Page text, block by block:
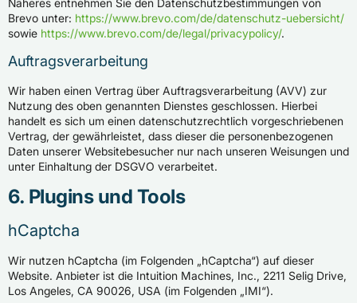
Brevo unter: https://www.brevo.com/de/datenschutz-uebersicht/
sowie https://www.brevo.com/de/legal/privacypolicy/.
Auftragsverarbeitung
Wir haben einen Vertrag über Auftragsverarbeitung (AVV) zur
Nutzung des oben genannten Dienstes geschlossen. Hierbei
handelt es sich um einen datenschutzrechtlich vorgeschriebenen
Vertrag, der gewährleistet, dass dieser die personenbezogenen
Daten unserer Websitebesucher nur nach unseren Weisungen und
unter Einhaltung der DSGVO verarbeitet.
6. Plugins und Tools
hCaptcha
Wir nutzen hCaptcha (im Folgenden „hCaptcha“) auf dieser
Website. Anbieter ist die Intuition Machines, Inc., 2211 Selig Drive,
Los Angeles, CA 90026, USA (im Folgenden „IMI“).